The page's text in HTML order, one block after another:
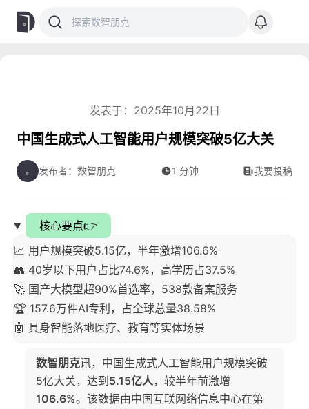
发表于：2025年10月22日
中国生成式人工智能用户规模突破5亿大关
发布者：数智朋克 1 分钟 我要投稿
核心要点👉
📈 用户规模突破5.15亿，半年激增106.6%
👥 40岁以下用户占比74.6%，高学历占37.5%
🚀 国产大模型超90%首选率，538款备案服务
🏆 157.6万件AI专利，占全球总量38.58%
🤖 具身智能落地医疗、教育等实体场景
数智朋克讯，中国生成式人工智能用户规模突破
5亿大关，达到 5.15亿人，较半年前激增
106.6%。该数据由中国互联网络信息中心在第